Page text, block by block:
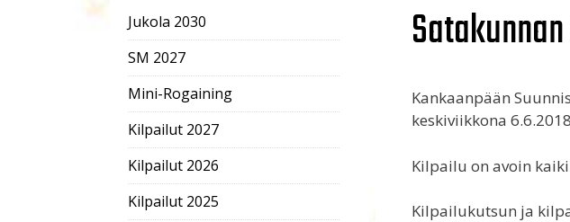
Kankaanpään
keskiviikkona
Kilpailu on avoin
Kilpailukutsun ja
Jukola 2030
SM 2027
Mini-Rogaining
Kilpailut 2027
Kilpailut 2026
Kilpailut 2025